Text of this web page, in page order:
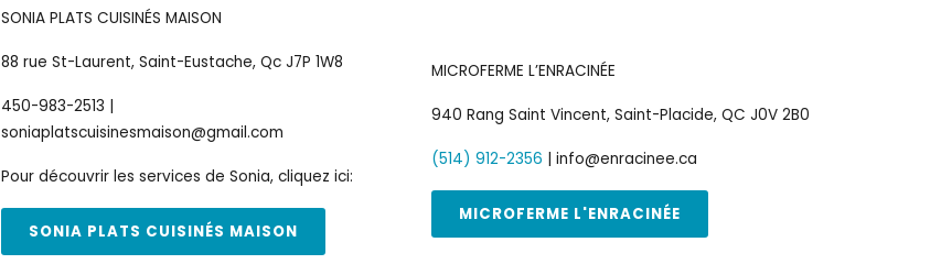
SONIA PLATS CUISINÉS MAISON
88 rue St-Laurent, Saint-Eustache, Qc J7P 1W8
450-983-2513 |
soniaplatscuisinesmaison@gmail.com
Pour découvrir les services de Sonia, cliquez ici:
SONIA PLATS CUISINÉS MAISON
MICROFERME L’ENRACINÉE
940 Rang Saint Vincent, Saint-Placide, QC J0V 2B0
(514) 912-2356 | info@enracinee.ca
MICROFERME L'ENRACINÉE